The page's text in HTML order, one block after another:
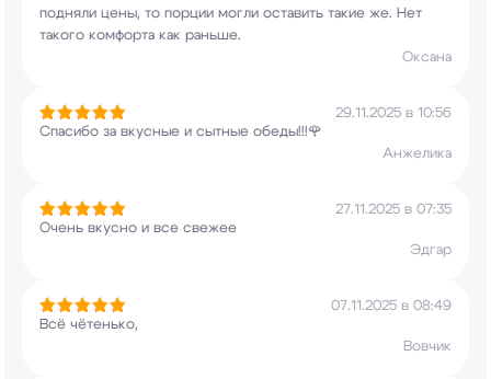
подняли цены, то порции могли оставить такие же. Нет
такого комфорта как раньше.
Оксана
29.11.2025 в 10:56
Спасибо за вкусные и сытные обеды!!!🌹
Анжелика
27.11.2025 в 07:35
Очень вкусно и все свежее
Эдгар
07.11.2025 в 08:49
Всё чётенько,
Вовчик